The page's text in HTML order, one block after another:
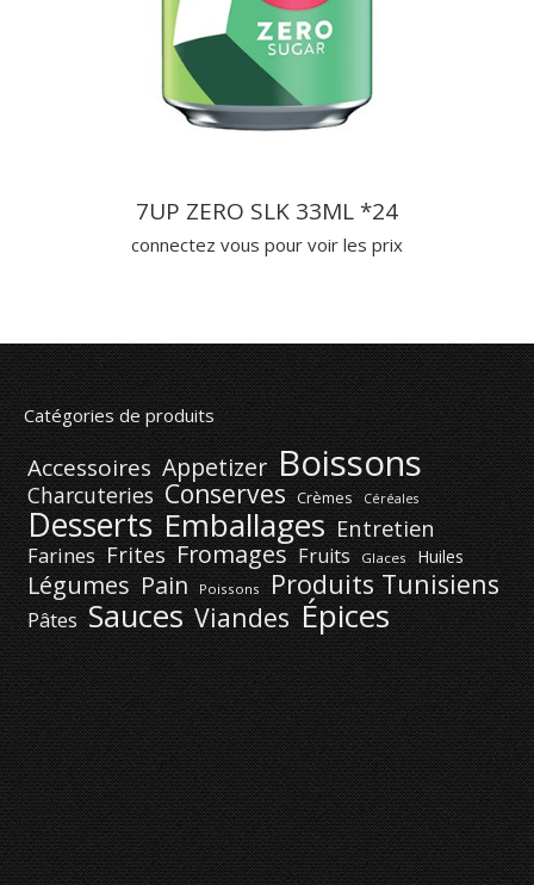
7UP ZERO SLK 33ML *24
connectez vous pour voir les prix
Catégories de produits
Accessoires Appetizer Boissons
Charcuteries Conserves Crèmes Céréales
Desserts Emballages Entretien
Farines Frites Fromages Fruits Glaces Huiles
Légumes Pain Poissons Produits Tunisiens
Pâtes Sauces Viandes Épices